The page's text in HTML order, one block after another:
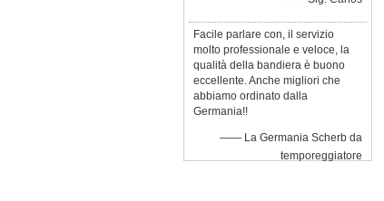
Facile parlare con, il servizio
molto professionale e veloce, la
qualità della bandiera è buono
eccellente. Anche migliori che
abbiamo ordinato dalla
Germania!!
—— La Germania Scherb da
temporeggiatore